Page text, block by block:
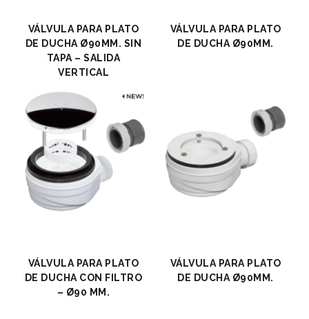
VÁLVULA PARA PLATO
DE DUCHA Ø90MM. SIN
TAPA – SALIDA
VERTICAL
VÁLVULA PARA PLATO
DE DUCHA Ø90MM.
VÁLVULA PARA PLATO
DE DUCHA CON FILTRO
– Ø90 MM.
VÁLVULA PARA PLATO
DE DUCHA Ø90MM.